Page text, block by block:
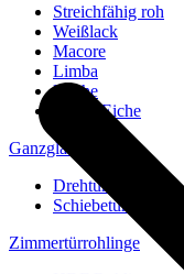
Streichfähig roh
Weißlack
Macore
Limba
Buche
europ. Eiche
Ganzglastüren
Drehtüren
Schiebetüren
Zimmertürrohlinge